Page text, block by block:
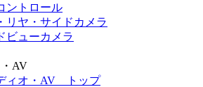
ントロール
リヤ・サイドカメラ
ビューカメラ
AV
ィオ・AV トップ